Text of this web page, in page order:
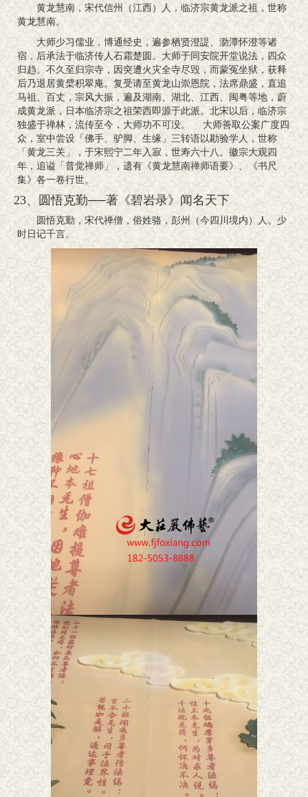
黄龙慧南，宋代信州（江西）人，临济宗黄龙派之祖，世称
黄龙慧南。
大师少习儒业，博通经史，遍参栖贤澄諟、泐潭怀澄等诸
宿，后承法于临济传人石霜楚圆。大师于同安院开堂说法，四众
归趋。不久至归宗寺，因突遭火灾全寺尽毁，而蒙冤坐狱，获释
后乃退居黄檗积翠庵。复受请至黄龙山崇恩院，法席鼎盛，直追
马祖、百丈，宗风大振，遍及湖南、湖北、江西、闽粤等地，蔚
成黄龙派，日本临济宗之祖荣西即源于此派。北宋以后，临济宗
独盛于禅林，流传至今，大师功不可没。 大师善取公案广度四
众，室中尝设「佛手、驴脚、生缘」三转语以勘验学人，世称
「黄龙三关」，于宋熙宁二年入寂，世寿六十八。徽宗大观四
年，追谥「普觉禅师」，遗有《黄龙慧南禅师语要》、《书尺
集》各一卷行世。
23、圆悟克勤──著《碧岩录》闻名天下
圆悟克勤，宋代禅僧，俗姓骆，彭州（今四川境内）人。少
时日记千言。